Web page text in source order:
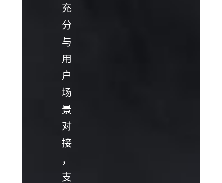
充
分
与
用
户
场
景
对
接
，
支